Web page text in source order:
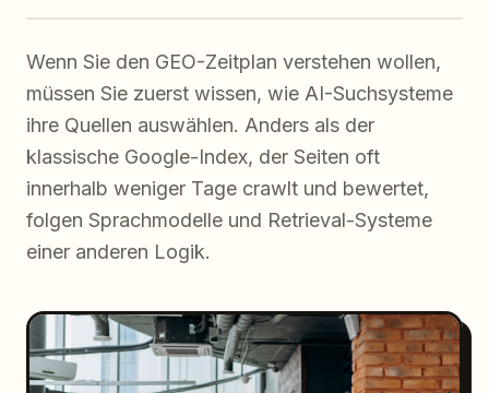
Wenn Sie den GEO-Zeitplan verstehen wollen,
müssen Sie zuerst wissen, wie AI-Suchsysteme
ihre Quellen auswählen. Anders als der
klassische Google-Index, der Seiten oft
innerhalb weniger Tage crawlt und bewertet,
folgen Sprachmodelle und Retrieval-Systeme
einer anderen Logik.